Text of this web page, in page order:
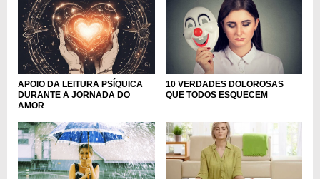
APOIO DA LEITURA PSÍQUICA
DURANTE A JORNADA DO
AMOR
10 VERDADES DOLOROSAS
QUE TODOS ESQUECEM